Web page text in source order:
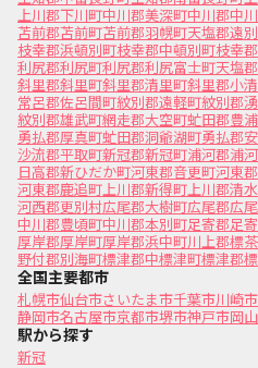
上川郡下川町中川郡美深町中川郡中
苫前郡苫前町苫前郡羽幌町天塩郡遠
枝幸郡浜頓別町枝幸郡中頓別町枝幸
利尻郡利尻町利尻郡利尻富士町天塩
斜里郡斜里町斜里郡清里町斜里郡小
常呂郡佐呂間町紋別郡遠軽町紋別郡
紋別郡雄武町網走郡大空町虻田郡豊
勇払郡厚真町虻田郡洞爺湖町勇払郡
沙流郡平取町新冠郡新冠町浦河郡浦
日高郡新ひだか町河東郡音更町河東
河東郡鹿追町上川郡新得町上川郡清
河西郡更別村広尾郡大樹町広尾郡広
中川郡豊頃町中川郡本別町足寄郡足
厚岸郡厚岸町厚岸郡浜中町川上郡標
野付郡別海町標津郡中標津町標津郡
全国主要都市
札幌市仙台市さいたま市千葉市川崎市
静岡市名古屋市京都市堺市神戸市岡
駅から探す
新冠